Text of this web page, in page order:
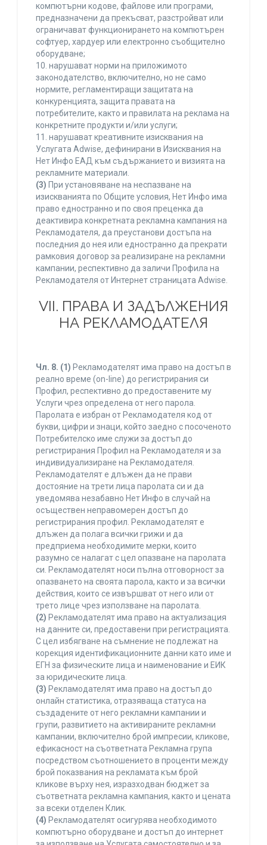
компютърни кодове, файлове или програми,
предназначени да прекъсват, разстройват или
ограничават функционирането на компютърен
софтуер, хардуер или електронно съобщително
оборудване;
10. нарушават норми на приложимото
законодателство, включително, но не само
нормите, регламентиращи защитата на
конкуренцията, защита правата на
потребителите, както и правилата на реклама на
конкретните продукти и/или услуги;
11. нарушават креативните изисквания на
Услугата Adwise, дефинирани в Изисквания на
Нет Инфо ЕАД към съдържанието и визията на
рекламните материали.
(3) При установяване на неспазване на
изискванията по Общите условия, Нет Инфо има
право едностранно и по своя преценка да
деактивира конкретната рекламна кампания на
Рекламодателя, да преустанови достъпа на
последния до нея или едностранно да прекрати
рамковия договор за реализиране на рекламни
кампании, респективно да заличи Профила на
Рекламодателя от Интернет страницата Adwise.
VII. ПРАВА И ЗАДЪЛЖЕНИЯ
НА РЕКЛАМОДАТЕЛЯ
Чл. 8. (1) Рекламодателят има право на достъп в
реално време (on-line) до регистрирания си
Профил, респективно до предоставените му
Услуги чрез определена от него парола.
Паролата е избран от Рекламодателя код от
букви, цифри и знаци, който заедно с посоченото
Потребителско име служи за достъп до
регистрирания Профил на Рекламодателя и за
индивидуализиране на Рекламодателя.
Рекламодателят е длъжен да не прави
достояние на трети лица паролата си и да
уведомява незабавно Нет Инфо в случай на
осъществен неправомерен достъп до
регистрирания профил. Рекламодателят е
длъжен да полага всички грижи и да
предприема необходимите мерки, които
разумно се налагат с цел опазване на паролата
си. Рекламодателят носи пълна отговорност за
опазването на своята парола, както и за всички
действия, които се извършват от него или от
трето лице чрез използване на паролата.
(2) Рекламодателят има право на актуализация
на данните си, предоставени при регистрацията.
С цел избягване на съмнение не подлежат на
корекция идентификационните данни като име и
ЕГН за физическите лица и наименование и ЕИК
за юридическите лица.
(3) Рекламодателят има право на достъп до
онлайн статистика, отразяваща статуса на
създадените от него рекламни кампании и
групи, развитието на активираните рекламни
кампании, включително брой импресии, кликове,
ефикасност на съответната Рекламна група
посредством съотношението в проценти между
брой показвания на рекламата към брой
кликове върху нея, изразходван бюджет за
съответната рекламна кампания, както и цената
за всеки отделен Клик.
(4) Рекламодателят осигурява необходимото
компютърно оборудване и достъп до интернет